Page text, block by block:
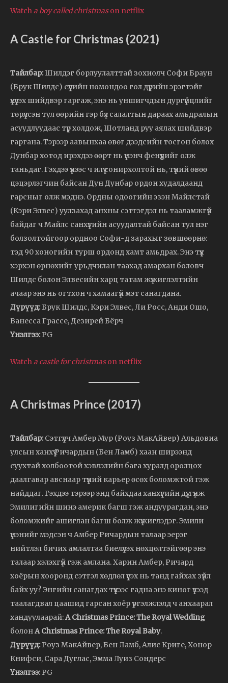
Watcha boy called christmason netflix
A Castle for Christmas (2021)
Тайлбар:Шилдэг борлуулалттай зохиолч Софи Браун
(Брук Шилдс) сүүлийн номондоо гол дүрийн эрэгтэйг
үхүүлэх шийдвэр гаргаж, энэ нь уншигчдын дургүйцлийг
төрүүлсэн тул өөрийн гэр бүл салалтын дараах амьдралын
асуудлуудаас түр холдож, Шотланд руу аялах шийдвэр
гаргана. Тэрээр аавынхаа өвөг дээдсийн тосгон болох
Дунбар хотод ирэхдээ өөрт нь үнэнч фенүүдийг олж
таньдаг. Гэхдээ үүнээс ч илүү сонирхолтой нь, түүний өвөө
цэцэрлэгчин байсан Дун Дунбар ордон худалдаанд
гарсныг олж мэднэ. Ордны одоогийн эзэн Майлстай
(Кэри Элвес) уулзахад анхны сэтгэгдэл нь тааламжгүй
байдаг ч Майлс санхүүгийн асуудалтай байсан тул нэг
болзолтойгоор ордноо Софи-д зарахыг зөвшөөрнө:
тэд 90 хоногийн турш ордонд хамт амьдрах. Энэ түүх
хэрхэн өрнөхийг урьдчилан таахад амархан боловч
Шилдс болон Элвесийн харц татам жүжиглэлтийн
ачаар энэ нь огтхон ч хамаагүй мэт санагдана.
Дүрүүд:Брук Шилдс, Кэри Элвес, Ли Росс, Анди Ошо,
Ванесса Грассе, Дезирей Бёрч
Үнэлгээ: PG
Watcha castle for christmason netflix
A Christmas Prince (2017)
Тайлбар: Сэтгүүлч Амбер Мур (Роуз МакАйвер) Альдовиа
улсын ханхүү Ричардын (Бен Ламб) хаан ширээнд
суухтай холбоотой хэвлэлийн бага хуралд оролцох
даалгавар авснаар түүний карьер өсөх боломжтой гэж
найддаг. Гэхдээ тэрээр энд байхдаа ханхүүгийн дүү, гүнж
Эмилигийн шинэ америк багш гэж андуурагдан, энэ
боломжийг ашиглан багш болж жүжиглэдэг. Эмили
үнэнийг мэдсэн ч Амбер Ричардын талаар эерэг
нийтлэл бичих амлалтаа биелүүлэх нөхцөлтэйгөөр энэ
талаар хэлэхгүй гэж амлана. Харин Амбер, Ричард
хоёрын хооронд сэтгэл хөдлөл үүсэх нь танд гайхах зүйл
байх уу? Энгийн санагдах түүхээс гадна энэ киног үзээд
таалагдвал цаашид гарсан хоёр үргэлжлэлд ч анхаарал
хандуулаарай:A Christmas Prince: The Royal Wedding
болонA Christmas Prince: The Royal Baby.
Дүрүүд: Роуз МакАйвер, Бен Ламб, Алис Криге, Хонор
Книфси, Сара Дуглас, Эмма Луиз Сондерс
Үнэлгээ: PG